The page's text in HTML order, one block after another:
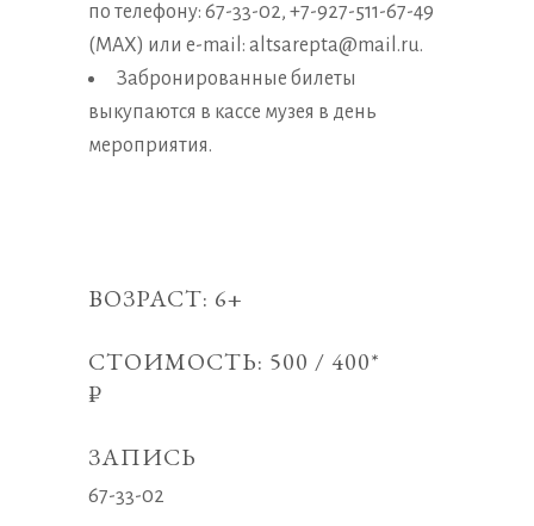
по телефону: 67-33-02, +7-927-511-67-49
(MAX) или e-mail: altsarepta@mail.ru.
Забронированные билеты
выкупаются в кассе музея в день
мероприятия.
ВОЗРАСТ: 6+
СТОИМОСТЬ: 500 / 400*
₽
ЗАПИСЬ
67-33-02